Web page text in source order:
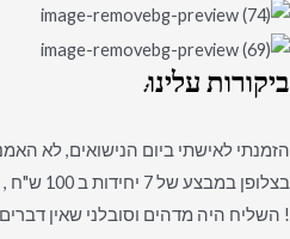
ביקורותעלינו:
הזמנתי לאישתי ביום הנישואים, לא
בצלופן
! השליח היה מדהים וסובלני שאין